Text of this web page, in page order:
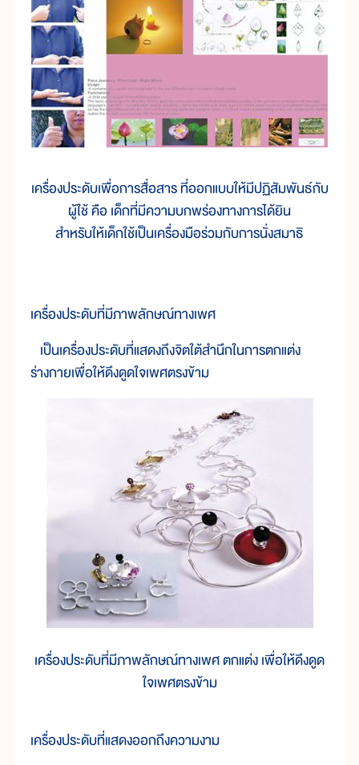
เครื่องประดับเพื่อการสื่อสาร ที่ออกแบบให้มีปฏิสัมพันธ์กับ
ผู้ใช้ คือ เด็กที่มีความบกพร่องทางการได้ยิน
สำหรับให้เด็กใช้เป็นเครื่องมือร่วมกับการนั่งสมาธิ
เครื่องประดับที่มีภาพลักษณ์ทางเพศ
เป็นเครื่องประดับที่แสดงถึงจิตใต้สำนึกในการตกแต่ง
ร่างกายเพื่อให้ดึงดูดใจเพศตรงข้าม
เครื่องประดับที่มีภาพลักษณ์ทางเพศ ตกแต่ง เพื่อให้ดึงดูด
ใจเพศตรงข้าม
เครื่องประดับที่แสดงออกถึงความงาม